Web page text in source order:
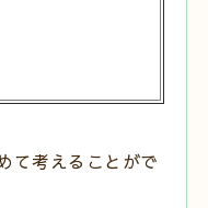
て考えることがで